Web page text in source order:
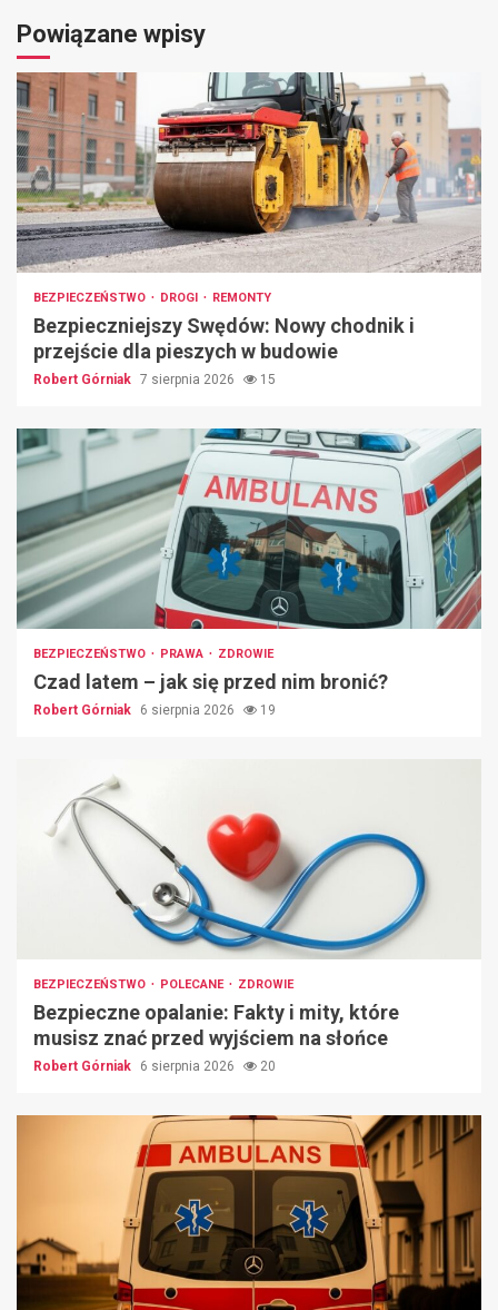
Powiązane wpisy
BEZPIECZEŃSTWO DROGI REMONTY
Bezpieczniejszy Swędów: Nowy chodnik i
przejście dla pieszych w budowie
Robert Górniak 7 sierpnia 2026 15
BEZPIECZEŃSTWO PRAWA ZDROWIE
Czad latem – jak się przed nim bronić?
Robert Górniak 6 sierpnia 2026 19
BEZPIECZEŃSTWO POLECANE ZDROWIE
Bezpieczne opalanie: Fakty i mity, które
musisz znać przed wyjściem na słońce
Robert Górniak 6 sierpnia 2026 20